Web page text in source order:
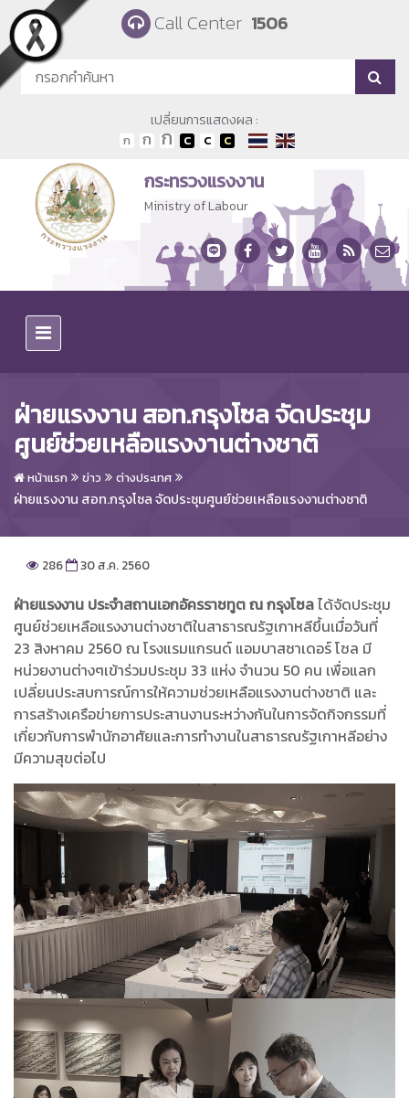
Skip to main content Call Center 1506
เปลี่ยนการแสดงผล :
กระทรวงแรงงาน
Ministry of Labour
ฝ่ายแรงงาน สอท.กรุงโซล จัดประชุม
ศูนย์ช่วยเหลือแรงงานต่างชาติ
หน้าแรก ข่าว ต่างประเทศ
ฝ่ายแรงงาน สอท.กรุงโซล จัดประชุมศูนย์ช่วยเหลือแรงงานต่างชาติ
286 30 ส.ค. 2560
ฝ่ายแรงงาน ประจำสถานเอกอัครราชทูต ณ กรุงโซลได้จัดประชุม
ศูนย์ช่วยเหลือแรงงานต่างชาติในสาธารณรัฐเกาหลีขึ้นเมื่อวันที่
23 สิงหาคม 2560 ณ โรงแรมแกรนด์ แอมบาสซาเดอร์ โซล มี
หน่วยงานต่างๆเข้าร่วมประชุม 33 แห่ง จำนวน 50 คน เพื่อแลก
เปลี่ยนประสบการณ์การให้ความช่วยเหลือแรงงานต่างชาติ และ
การสร้างเครือข่ายการประสานงานระหว่างกันในการจัดกิจกรรมที่
เกี่ยวกับการพำนักอาศัยและการทำงานในสาธารณรัฐเกาหลีอย่าง
มีความสุขต่อไป